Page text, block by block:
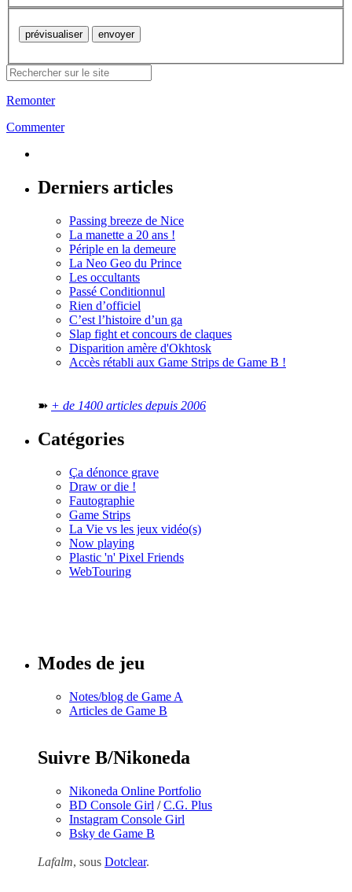
Remonter
Commenter
Derniers articles
Passing breeze de Nice
La manette a 20 ans !
Périple en la demeure
La Neo Geo du Prince
Les occultants
Passé Conditionnul
Rien d’officiel
C’est l’histoire d’un ga
Slap fight et concours de claques
Disparition amère d'Okhtosk
Accès rétabli aux Game Strips de Game B !
➽ + de 1400 articles depuis 2006
Catégories
Ça dénonce grave
Draw or die !
Fautographie
Game Strips
La Vie vs les jeux vidéo(s)
Now playing
Plastic 'n' Pixel Friends
WebTouring
Modes de jeu
Notes/blog de Game A
Articles de Game B
Suivre B/Nikoneda
Nikoneda Online Portfolio
BD Console Girl /C.G. Plus
Instagram Console Girl
Bsky de Game B
Lafalm, sous Dotclear.